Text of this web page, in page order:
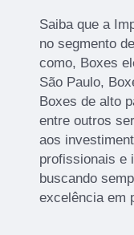
Saiba que a
no segmento
como, Boxes
São Paulo,
Boxes de alto
entre outros
aos
profissionais e
buscando
excelência em